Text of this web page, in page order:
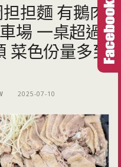
担麵 有鵝肉
場 一桌超過
菜色份量多到
2025-07-10